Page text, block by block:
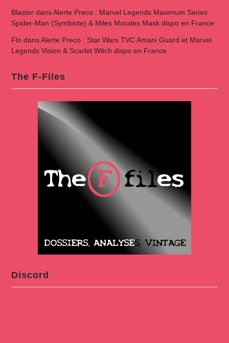
BlasterdansAlerte Preco : Marvel Legends Maximum Series
Spider-Man (Symbiote) & Miles Morales Mask dispo en France
FlodansAlerte Preco : Star Wars TVC Amani Guard et Marvel
Legends Vision & Scarlet Witch dispo en France
The F-Files
Discord